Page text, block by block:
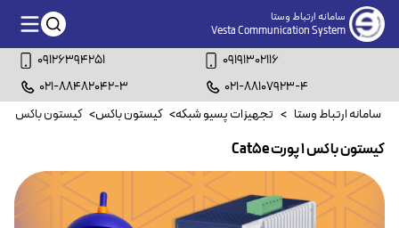
سامانه ارتباط وستا
Vesta Communication System
09126394251
09191302116
021-88482042-3
021-88107923-4
سامانه ارتباط وستا > تجهیزات پسیو شبکه> کیستون باکس> کیستون باکس ۱ پورت Cat5e
کیستون باکس ۱ پورت Cat5e